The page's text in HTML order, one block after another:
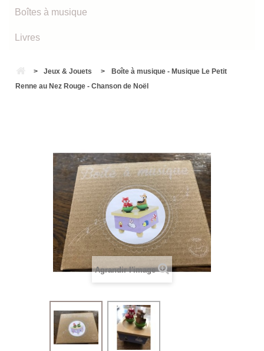
Boîtes à musique
Livres
> Jeux & Jouets >
Boîte à musique - Musique Le Petit
Renne au Nez Rouge - Chanson de Noël
Agrandir l'image